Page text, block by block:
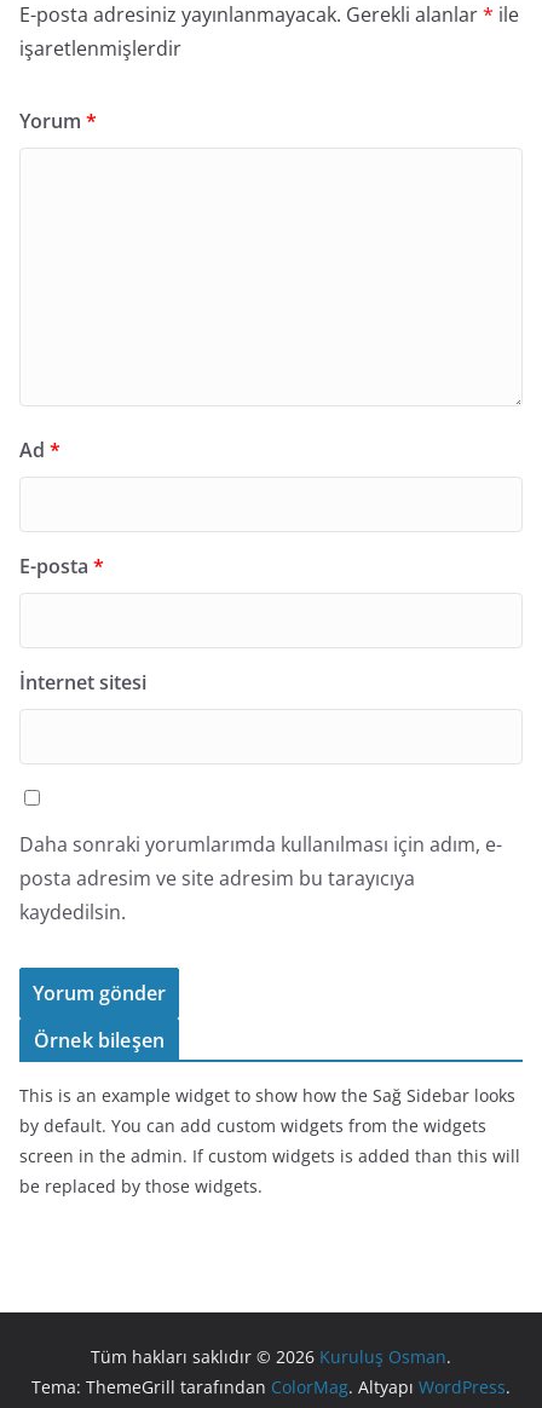
E-posta adresiniz yayınlanmayacak. Gerekli alanlar* ile
işaretlenmişlerdir
Yorum *
Ad *
E-posta *
İnternet sitesi
Daha sonraki yorumlarımda kullanılması için adım, e-
posta adresim ve site adresim bu tarayıcıya
kaydedilsin.
Örnek bileşen
This is an example widget to show how the Sağ Sidebar looks
by default. You can add custom widgets from the widgets
screen in the admin. If custom widgets is added than this will
be replaced by those widgets.
Tüm hakları saklıdır © 2026 Kuruluş Osman.
Tema: ThemeGrill tarafından ColorMag. Altyapı WordPress.